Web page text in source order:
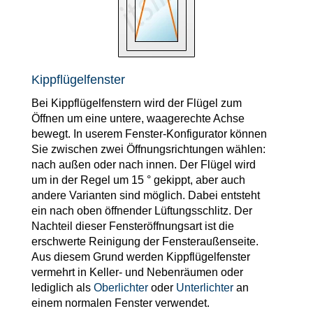
Kippflügelfenster
Bei Kippflügelfenstern wird der Flügel zum
Öffnen um eine untere, waagerechte Achse
bewegt. In userem Fenster-Konfigurator können
Sie zwischen zwei Öffnungsrichtungen wählen:
nach außen oder nach innen. Der Flügel wird
um in der Regel um 15 ° gekippt, aber auch
andere Varianten sind möglich. Dabei entsteht
ein nach oben öffnender Lüftungsschlitz. Der
Nachteil dieser Fensteröffnungsart ist die
erschwerte Reinigung der Fensteraußenseite.
Aus diesem Grund werden Kippflügelfenster
vermehrt in Keller- und Nebenräumen oder
lediglich als Oberlichter oder Unterlichter an
einem normalen Fenster verwendet.